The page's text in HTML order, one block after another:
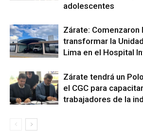
adolescentes
Zárate: Comenzaron
transformar la
Lima en el Hospital
Zárate tendrá un
el CGC para
trabajadores de la